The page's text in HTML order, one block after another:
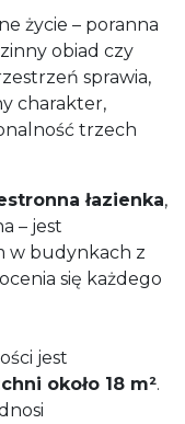
życie – poranna
obiad czy
sprawia,
charakter,
trzech
łazienka,
– jest
w budynkach z
się każdego
jest
około 18 m².